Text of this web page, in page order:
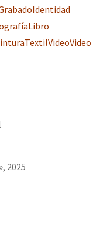
Identidad
Libro
TextilVideoVideo
2025